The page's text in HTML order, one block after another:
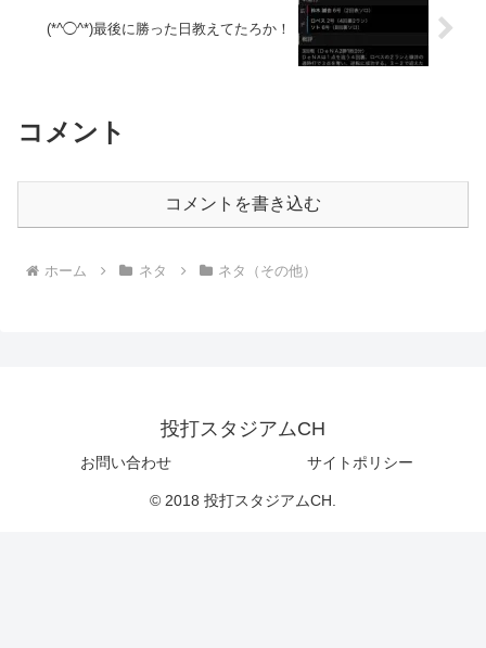
(*^◯^*)最後に勝った日教えてたろか！
コメント
コメントを書き込む
ホーム ネタ ネタ（その他）
投打スタジアムCH
お問い合わせ サイトポリシー
© 2018 投打スタジアムCH.